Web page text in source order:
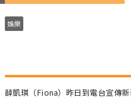
娛樂
薛凱琪（Fiona）昨日到電台宣傳